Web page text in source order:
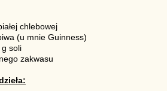
chlebowej
(u mnie Guinness)
g soli
zakwasu